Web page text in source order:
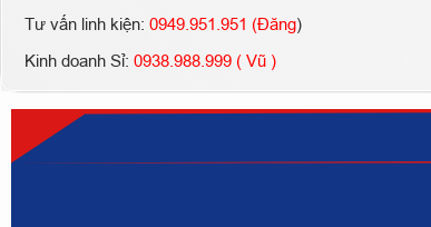
Tư vấn linh kiện: 0949.951.951 (Đăng)
Kinh doanh Sỉ: 0938.988.999 ( Vũ )